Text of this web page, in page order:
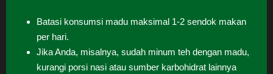
Batasi konsumsi madu maksimal 1-2 sendok makan
per hari.
Jika Anda, misalnya, sudah minum teh dengan madu,
kurangi porsi nasi atau sumber karbohidrat lainnya